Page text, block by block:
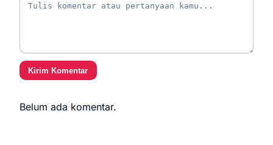
Kirim Komentar
Belum ada komentar.